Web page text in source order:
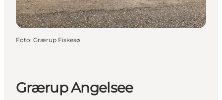
Foto: Grærup Fiskesø
Grærup Angelsee